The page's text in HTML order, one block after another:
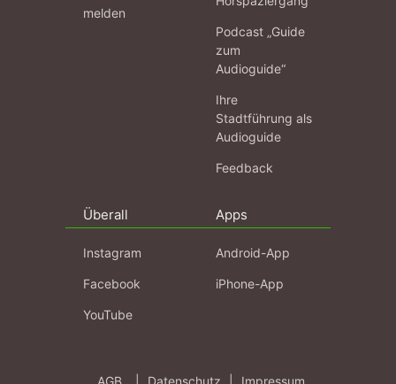
melden
Podcast „Guide
zum
Audioguide“
Ihre
Stadtführung als
Audioguide
Feedback
Überall
Instagram
Facebook
YouTube
Apps
Android-App
iPhone-App
AGB Datenschutz Impressum